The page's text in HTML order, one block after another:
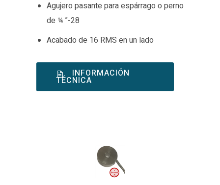
Agujero pasante para espárrago o perno
de ¼ ”-28
Acabado de 16 RMS en un lado
INFORMACIÓN
TÉCNICA